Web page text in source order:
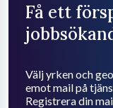
Få ett
Välj yrken och
emot mail på
Registrera din